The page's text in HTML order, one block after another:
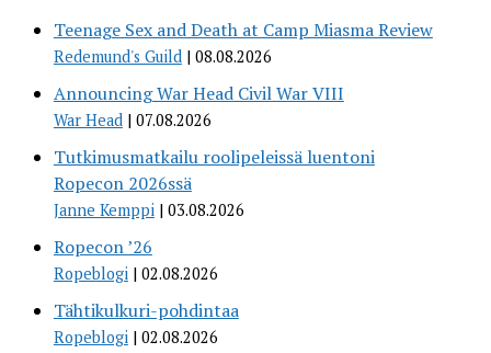
Teenage Sex and Death at Camp Miasma Review
Redemund's Guild 08.08.2026
Announcing War Head Civil War VIII
War Head 07.08.2026
Tutkimusmatkailu roolipeleissä luentoni
Ropecon 2026ssä
Janne Kemppi 03.08.2026
Ropecon ’26
Ropeblogi 02.08.2026
Tähtikulkuri-pohdintaa
Ropeblogi 02.08.2026